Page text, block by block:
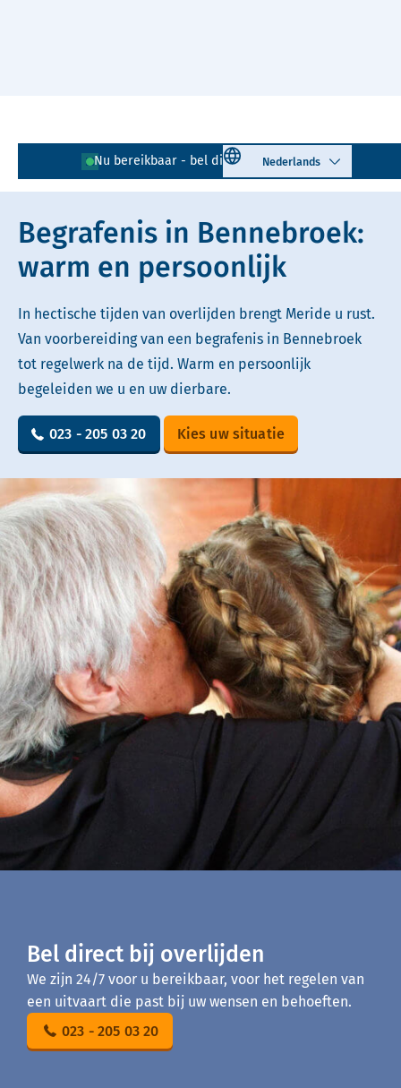
Nu bereikbaar - bel direct! 023 - 205 03 20
Select language
Lees voor Uitleg woorden
Simpele tekst
Begrafenis in Bennebroek:
warm en persoonlijk
In hectische tijden van overlijden brengt Meride u rust.
Van voorbereiding van een begrafenis in Bennebroek
tot regelwerk na de tijd. Warm en persoonlijk
begeleiden we u en uw dierbare.
023 - 205 03 20 Kies uw situatie
Bel direct bij overlijden
We zijn 24/7 voor u bereikbaar, voor het regelen van
een uitvaart die past bij uw wensen en behoeften.
023 - 205 03 20